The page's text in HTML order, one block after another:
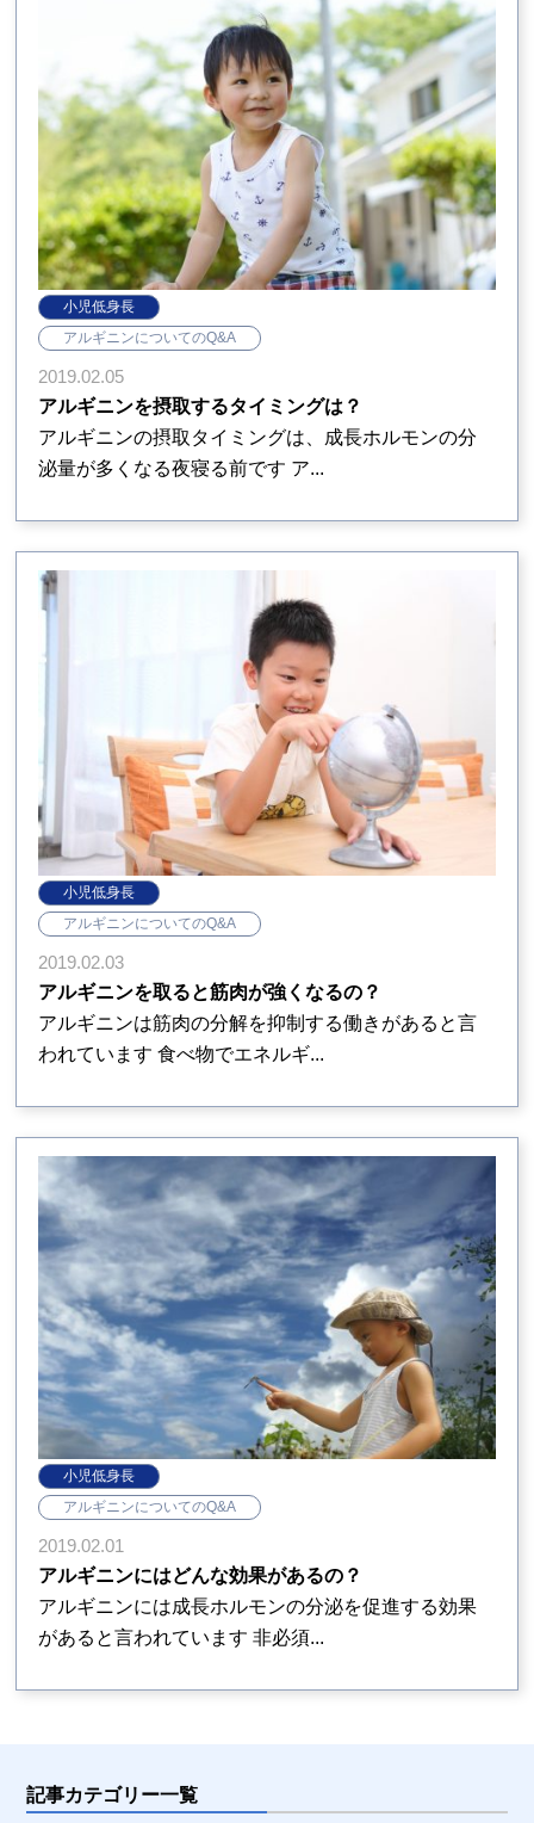
小児低身長
アルギニンについてのQ&A
2019.02.05
アルギニンを摂取するタイミングは？
アルギニンの摂取タイミングは、成長ホルモンの分
泌量が多くなる夜寝る前です ア...
小児低身長
アルギニンについてのQ&A
2019.02.03
アルギニンを取ると筋肉が強くなるの？
アルギニンは筋肉の分解を抑制する働きがあると言
われています 食べ物でエネルギ...
小児低身長
アルギニンについてのQ&A
2019.02.01
アルギニンにはどんな効果があるの？
アルギニンには成長ホルモンの分泌を促進する効果
があると言われています 非必須...
記事カテゴリー一覧